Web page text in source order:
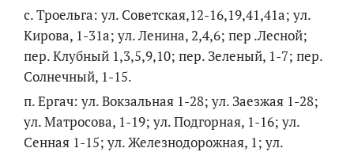
с. Троельга: ул. Советская,12-16,19,41,41а; ул.
Кирова, 1-31а; ул. Ленина, 2,4,6; пер .Лесной;
пер. Клубный 1,3,5,9,10; пер. Зеленый, 1-7; пер.
Солнечный, 1-15.
п. Ергач: ул. Вокзальная 1-28; ул. Заезжая 1-28;
ул. Матросова, 1-19; ул. Подгорная, 1-16; ул.
Сенная 1-15; ул. Железнодорожная, 1; ул.